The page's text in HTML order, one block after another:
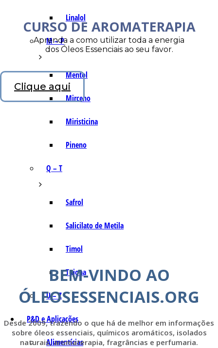
Linalol
M – P
Mentol
Mirceno
Miristicina
Pineno
Q – T
Safrol
Salicilato de Metila
Timol
Tujona
U – Z
P&D e Aplicações
Alimentícias
CURSO DE AROMATERAPIA
Aprenda a como utilizar toda a energia
dos Óleos Essenciais ao seu favor.
Clique aqui
BEM-VINDO AO
ÓLEOSESSENCIAIS.ORG
Desde 2009, trazendo o que há de melhor em informações
sobre óleos essenciais, químicos aromáticos, isolados
naturais, aromaterapia, fragrâncias e perfumaria.